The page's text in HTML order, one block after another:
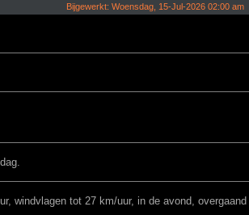
Bijgewerkt: Woensdag, 15-Jul-2026 02:00 am
windvlagen tot 27 km/uur, in de avond, overgaand